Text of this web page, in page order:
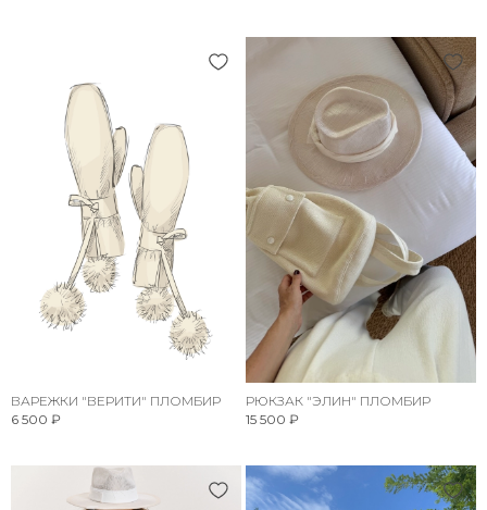
ВАРЕЖКИ "ВЕРИТИ" ПЛОМБИР
6 500 ₽
РЮКЗАК "ЭЛИН" ПЛОМБИР
15 500 ₽